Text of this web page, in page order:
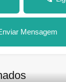
Mensagem